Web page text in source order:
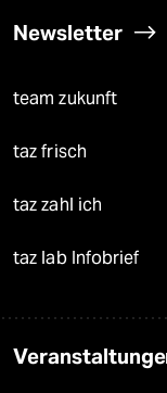
Newsletter
team zukunft
taz frisch
taz zahl ich
taz lab Infobrief